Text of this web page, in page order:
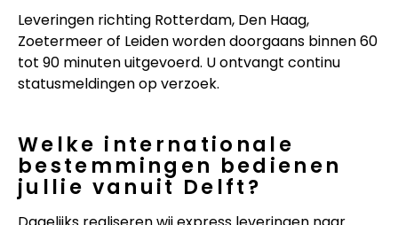
Leveringen richting Rotterdam, Den Haag,
Zoetermeer of Leiden worden doorgaans binnen 60
tot 90 minuten uitgevoerd. U ontvangt continu
statusmeldingen op verzoek.
Welke internationale
bestemmingen bedienen
jullie vanuit Delft?